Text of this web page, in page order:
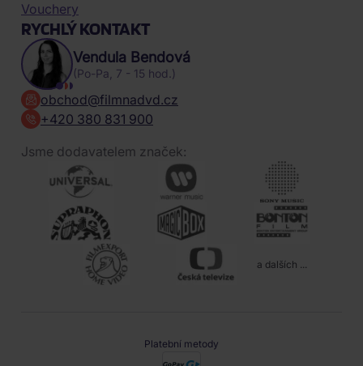
Vouchery
RYCHLÝ KONTAKT
Vendula Bendová
(Po-Pa, 7 - 15 hod.)
obchod@filmnadvd.cz
+420 380 831 900
Jsme dodavatelem značek:
a dalších ...
Platební metody